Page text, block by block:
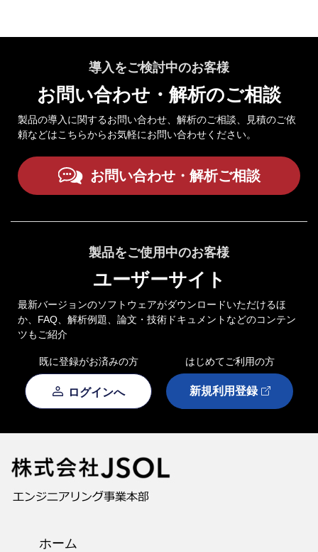
導入をご検討中のお客様
お問い合わせ・解析のご相談
製品の導入に関するお問い合わせ、解析のご相談、見積のご依
頼などはこちらからお気軽にお問い合わせください。
お問い合わせ・解析ご相談
製品をご使用中のお客様
ユーザーサイト
最新バージョンのソフトウェアがダウンロードいただけるほ
か、FAQ、解析例題、論文・技術ドキュメントなどのコンテン
ツもご紹介
既に登録がお済みの方 はじめてご利用の方
ログインへ 新規利用登録
ホーム